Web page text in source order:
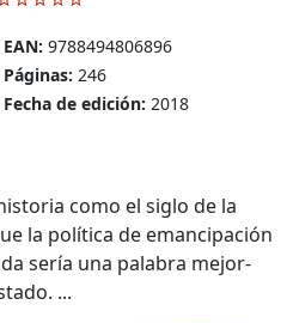
EAN: 9788494806896
Páginas: 246
Fecha de edición: 2018
como el siglo de la
la política de emancipación
sería una palabra mejor-
...